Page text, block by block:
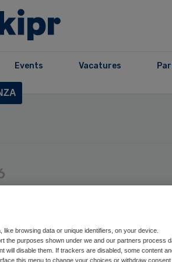
Events Vacatures
zorg houdt
browsing data or unique identifiers, on your device.
the purposes shown under we and our partners process
will disable them. If trackers are disabled, some content
this menu to change your choices or withdraw consent